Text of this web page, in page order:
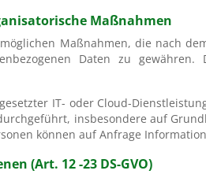
Maßnahmen
Maßnahmen, die nach
Daten zu
IT- oder Cloud-
insbesondere auf
können auf Anfrage
(Art. 12 -23 DS-GVO)